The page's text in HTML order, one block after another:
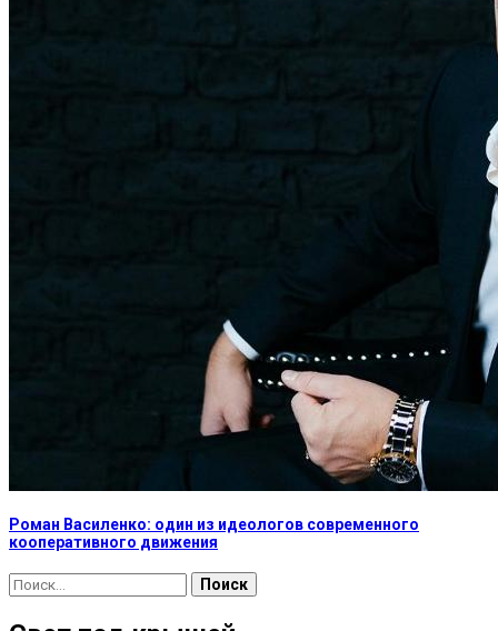
Роман Василенко: один из идеологов современного
кооперативного движения
Найти: